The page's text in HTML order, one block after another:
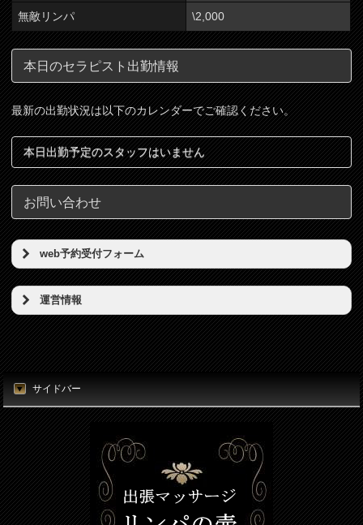
無敵リンパ \2,000
本日のセラピスト出勤情報
最新の出勤状況は以下のカレンダーでご確認ください。
本日出勤予定のスタッフはいません
お問い合わせ
web予約受付フォーム
予約希望日（必須）
時刻（必須）
お名前（必須）
メールアドレス（必須）
電話番号（必須）
運営情報
店名
東京リンパの壺
所在地
東京都港区新橋5丁目5番地3号
電話番号
080-7812-3053
メールアドレス
サイドバー